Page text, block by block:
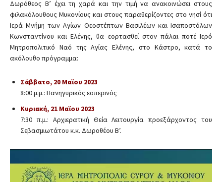
Δωρόθεος Β’ έχει τη χαρά και την τιμή να ανακοινώσει στους
φιλακόλουθους Μυκονίους και στους παραθερίζοντες στο νησί ότι
Ιερά Μνήμη των Αγίων Θεοστέπτων Βασιλέων και Ισαποστόλων
Κωνσταντίνου και Ελένης, θα εορτασθεί στον πάλαι ποτέ Ιερό
Μητροπολιτικό Ναό της Αγίας Ελένης, στο Κάστρο, κατά το
ακόλουθο πρόγραμμα:
Σάββατο, 20 Μαϊου 2023
8:00 μ.μ.: Πανηγυρικός εσπερινός
Κυριακή, 21 Μαϊου 2023
7:30 π.μ.: Αρχιερατική Θεία Λειτουργία προεξάρχοντος του
Σεβασμιωτάτου κ.κ. Δωροθέου Β’.